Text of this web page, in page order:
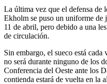
La última vez que el defensa de
Ekholm se puso un uniforme de
11 de abril, pero debido a una
de circulación.
Sin embargo, el sueco está cada
no será durante ninguno de los
Conferencia del Oeste ante los
contienda estará de vuelta en la